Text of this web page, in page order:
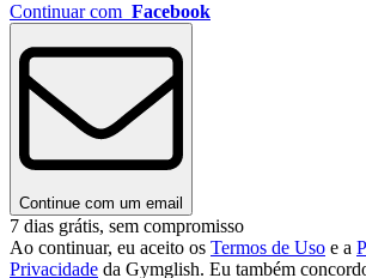
Continuar com Facebook
Continue com um email
7 dias grátis, sem compromisso
Ao continuar, eu aceito os Termos de Uso e a
Privacidade da Gymglish. Eu também